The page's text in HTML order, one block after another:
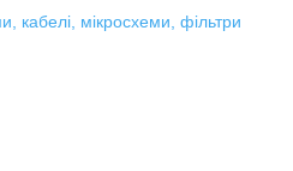
кабелі, мікросхеми, фільтри